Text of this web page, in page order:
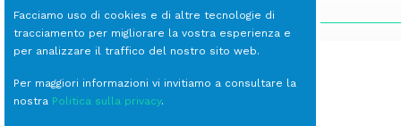
Facciamo uso di cookies e di altre tecnologie di
tracciamento per migliorare la vostra esperienza e
per analizzare il traffico del nostro sito web.
Per maggiori informazioni vi invitiamo a consultare la
nostra Politica sulla privacy.